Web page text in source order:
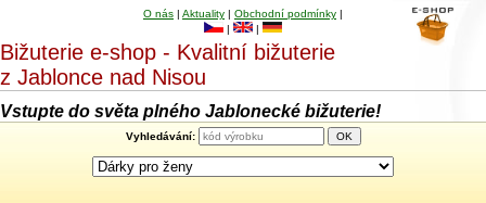
O nás | Aktuality | Obchodní podmínky |
|
|
Bižuterie e-shop - Kvalitní bižuterie
z Jablonce nad Nisou
Vstupte do světa plného Jablonecké bižuterie!
Vyhledávání: